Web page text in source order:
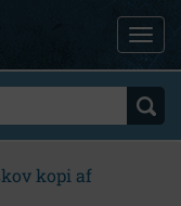
kopi af